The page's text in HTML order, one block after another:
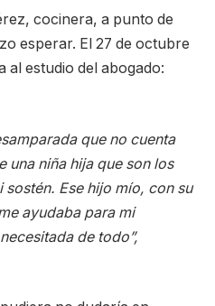
cocinera, a punto de
esperar. El 27 de octubre
al estudio del abogado:
que no cuenta
una niña hija que son los
Ese hijo mío, con su
ayudaba para mi
de todo”,